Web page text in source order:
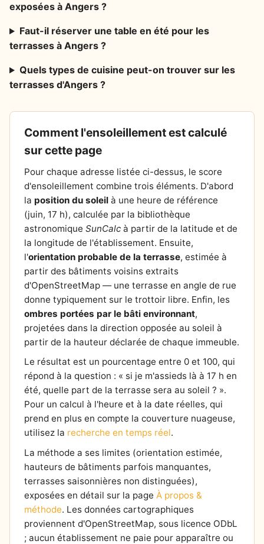
exposées à Angers ?
Faut-il réserver une table en été pour les
terrasses à Angers ?
Quels types de cuisine peut-on trouver sur les
terrasses d'Angers ?
Comment l'ensoleillement est calculé
sur cette page
Pour chaque adresse listée ci-dessus, le score
d'ensoleillement combine trois éléments. D'abord
la position du soleil à une heure de référence
(juin, 17 h), calculée par la bibliothèque
astronomique SunCalc à partir de la latitude et de
la longitude de l'établissement. Ensuite,
l'orientation probable de la terrasse, estimée à
partir des bâtiments voisins extraits
d'OpenStreetMap — une terrasse en angle de rue
donne typiquement sur le trottoir libre. Enfin, les
ombres portées par le bâti environnant,
projetées dans la direction opposée au soleil à
partir de la hauteur déclarée de chaque immeuble.
Le résultat est un pourcentage entre 0 et 100, qui
répond à la question : « si je m'assieds là à 17 h en
été, quelle part de la terrasse sera au soleil ? ».
Pour un calcul à l'heure et à la date réelles, qui
prend en plus en compte la couverture nuageuse,
utilisez la recherche en temps réel.
La méthode a ses limites (orientation estimée,
hauteurs de bâtiments parfois manquantes,
terrasses saisonnières non distinguées),
exposées en détail sur la page À propos &
méthode. Les données cartographiques
proviennent d'OpenStreetMap, sous licence ODbL
; aucun établissement ne paie pour apparaître ou